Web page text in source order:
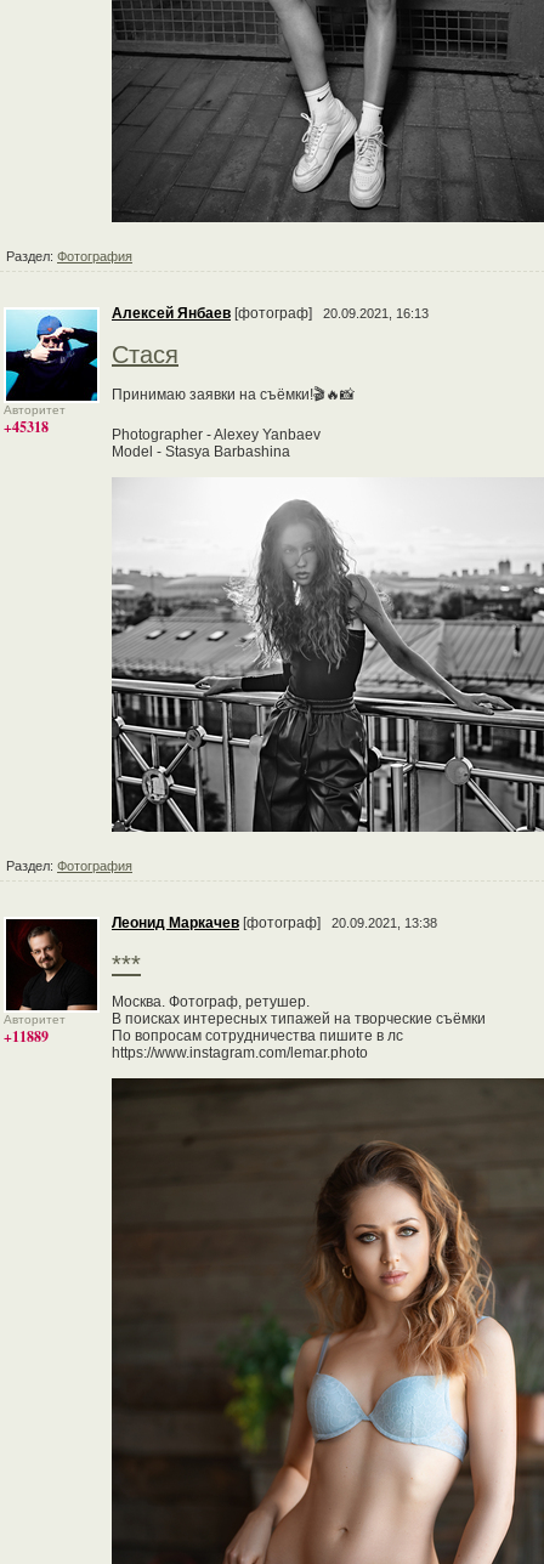
Раздел: Фотография
Авторитет
+45318
Алексей Янбаев [фотограф] 20.09.2021, 16:13
Стася
Принимаю заявки на съёмки!🎬🔥📸
Photographer - Alexey Yanbaev
Model - Stasya Barbashina
Раздел: Фотография
Авторитет
+11889
Леонид Маркачев [фотограф] 20.09.2021, 13:38
***
Москва. Фотограф, ретушер.
В поисках интересных типажей на творческие съёмки
По вопросам сотрудничества пишите в лс
https://www.instagram.com/lemar.photo